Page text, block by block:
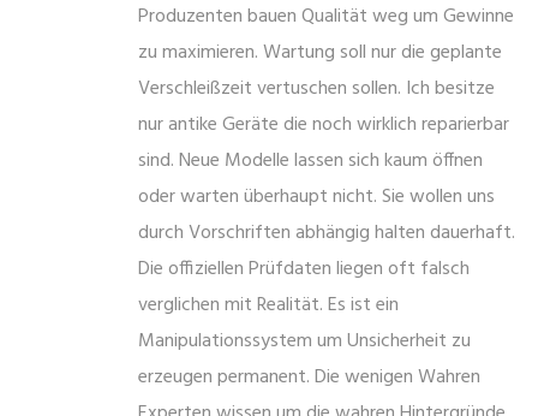
Produzenten bauen Qualität weg um Gewinne
zu maximieren. Wartung soll nur die geplante
Verschleißzeit vertuschen sollen. Ich besitze
nur antike Geräte die noch wirklich reparierbar
sind. Neue Modelle lassen sich kaum öffnen
oder warten überhaupt nicht. Sie wollen uns
durch Vorschriften abhängig halten dauerhaft.
Die offiziellen Prüfdaten liegen oft falsch
verglichen mit Realität. Es ist ein
Manipulationssystem um Unsicherheit zu
erzeugen permanent. Die wenigen Wahren